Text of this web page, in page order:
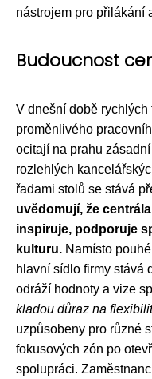
nástrojem pro přilákání
Budoucnost
V dnešní době
proměnlivého
ocitají na prahu
rozlehlých
řadami stolů se stává
uvědomují, že
inspiruje, podporuje
kulturu. Namísto
hlavní sídlo firmy stává
odráží hodnoty a vize
kladou důraz na
uzpůsobeny pro různé
fokusových zón po
spolupráci.